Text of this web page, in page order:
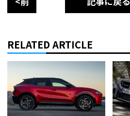
RELATED ARTICLE